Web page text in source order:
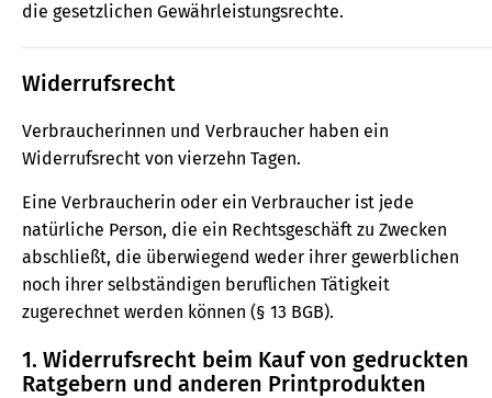
die gesetzlichen Gewährleistungsrechte.
Widerrufsrecht
Verbraucherinnen und Verbraucher haben ein
Widerrufsrecht von vierzehn Tagen.
Eine Verbraucherin oder ein Verbraucher ist jede
natürliche Person, die ein Rechtsgeschäft zu Zwecken
abschließt, die überwiegend weder ihrer gewerblichen
noch ihrer selbständigen beruflichen Tätigkeit
zugerechnet werden können (§ 13 BGB).
1. Widerrufsrecht beim Kauf von gedruckten
Ratgebern und anderen Printprodukten